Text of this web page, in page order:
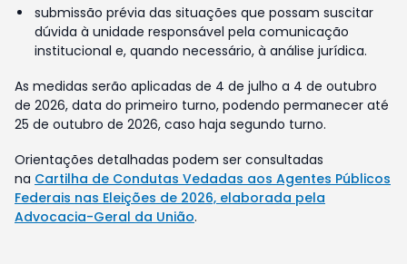
submissão prévia das situações que possam suscitar
dúvida à unidade responsável pela comunicação
institucional e, quando necessário, à análise jurídica.
As medidas serão aplicadas de 4 de julho a 4 de outubro
de 2026, data do primeiro turno, podendo permanecer até
25 de outubro de 2026, caso haja segundo turno.
Orientações detalhadas podem ser consultadas
na Cartilha de Condutas Vedadas aos Agentes Públicos
Federais nas Eleições de 2026, elaborada pela
Advocacia-Geral da União.